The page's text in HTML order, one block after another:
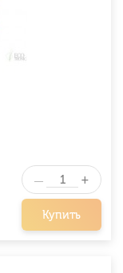
Купить
— +